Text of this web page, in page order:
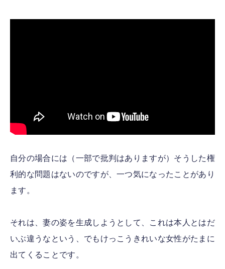
自分の場合には（一部で批判はありますが）そうした権
利的な問題はないのですが、一つ気になったことがあり
ます。
それは、妻の姿を生成しようとして、これは本人とはだ
いぶ違うなという、でもけっこうきれいな女性がたまに
出てくることです。